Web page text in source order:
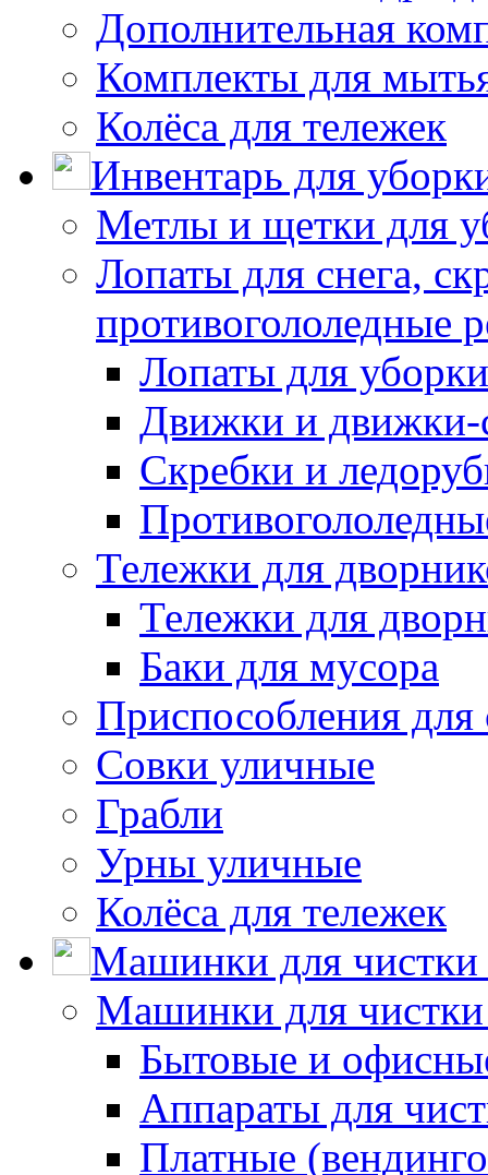
Дополнительная
Комплекты для
Колёса для тележек
Инвентарь для
Метлы и щетки для
Лопаты для снега,
противогололедные
Лопаты для
Движки и движки-
Скребки и
Тележки для
Тележки для
Баки для мусора
Приспособления для
Совки уличные
Грабли
Урны уличные
Колёса для тележек
Машинки для чистки
Машинки для
Бытовые и
Аппараты для
Платные